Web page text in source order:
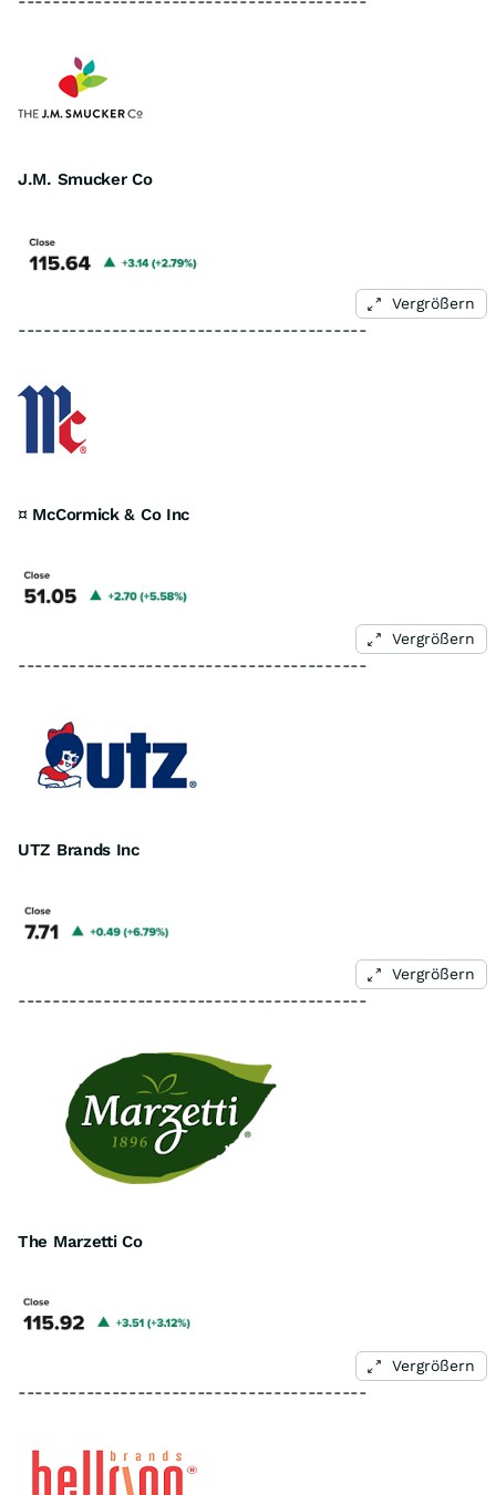
J.M. Smucker Co
Vergrößern
-----------------------------------------
¤ McCormick & Co Inc
Vergrößern
-----------------------------------------
UTZ Brands Inc
Vergrößern
-----------------------------------------
The Marzetti Co
Vergrößern
-----------------------------------------